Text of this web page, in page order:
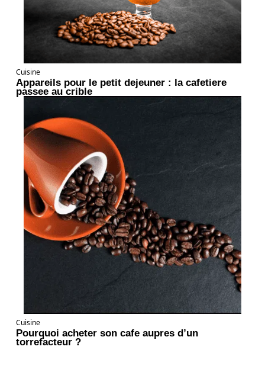
Cuisine
Appareils pour le petit dejeuner : la cafetiere
passee au crible
Cuisine
Pourquoi acheter son cafe aupres d’un
torrefacteur ?